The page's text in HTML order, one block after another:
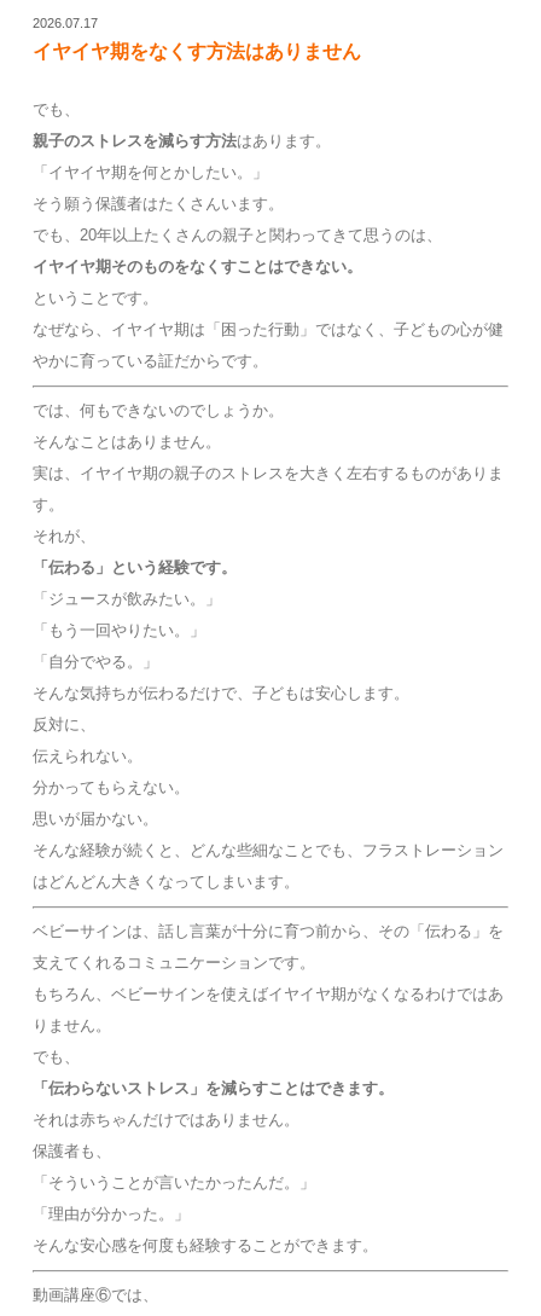
2026.07.17
イヤイヤ期をなくす方法はありません
でも、
親子のストレスを減らす方法はあります。
「イヤイヤ期を何とかしたい。」
そう願う保護者はたくさんいます。
でも、20年以上たくさんの親子と関わってきて思うのは、
イヤイヤ期そのものをなくすことはできない。
ということです。
なぜなら、イヤイヤ期は「困った行動」ではなく、子どもの心が健
やかに育っている証だからです。
では、何もできないのでしょうか。
そんなことはありません。
実は、イヤイヤ期の親子のストレスを大きく左右するものがありま
す。
それが、
「伝わる」という経験です。
「ジュースが飲みたい。」
「もう一回やりたい。」
「自分でやる。」
そんな気持ちが伝わるだけで、子どもは安心します。
反対に、
伝えられない。
分かってもらえない。
思いが届かない。
そんな経験が続くと、どんな些細なことでも、フラストレーション
はどんどん大きくなってしまいます。
ベビーサインは、話し言葉が十分に育つ前から、その「伝わる」を
支えてくれるコミュニケーションです。
もちろん、ベビーサインを使えばイヤイヤ期がなくなるわけではあ
りません。
でも、
「伝わらないストレス」を減らすことはできます。
それは赤ちゃんだけではありません。
保護者も、
「そういうことが言いたかったんだ。」
「理由が分かった。」
そんな安心感を何度も経験することができます。
動画講座⑥では、